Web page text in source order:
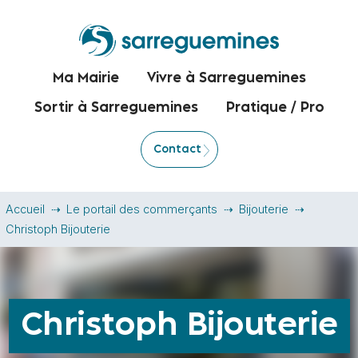
Ma Mairie Vivre à Sarreguemines
Sortir à Sarreguemines Pratique / Pro
Contact
Accueil Le portail des commerçants
Bijouterie
Christoph Bijouterie
Christoph Bijouterie